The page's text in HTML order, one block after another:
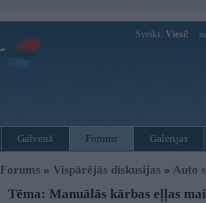
Sveiks, Viesi!
Galvenā Forums Galerijas
Forums » Vispārējās diskusijas » Auto
Tēma: Manuālās kārbas eļļas